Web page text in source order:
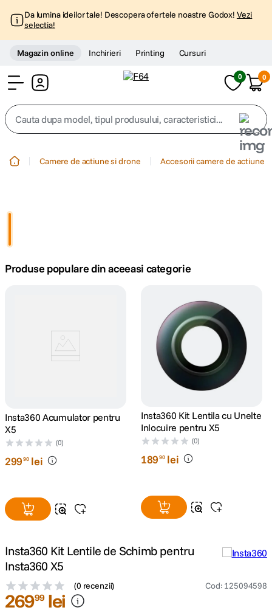
Da lumina ideilor tale! Descopera ofertele noastre Godox! Vezi
selectia!
Magazin online Inchirieri Printing Cursuri
0 0
Cauta dupa model, tipul produsului, caracteristici...
4. peak design
9. insta 360
10 . godox
Camere de actiune si drone Accesorii camere de actiune
Produse populare din aceeasi categorie
Insta360 Acumulator pentru
X5
(0)
29990 lei
Insta360 Kit Lentila cu Unelte
Inlocuire pentru X5
(0)
18990 lei
Insta360 Kit Lentile de Schimb pentru
Insta360 X5
(0 recenzii) Cod: 125094598
26999 lei